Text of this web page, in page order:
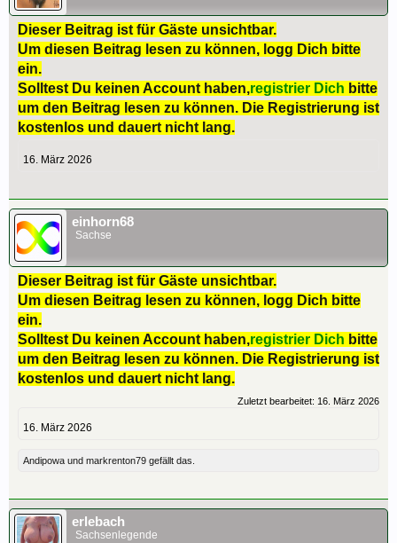
Dieser Beitrag ist für Gäste unsichtbar.
Um diesen Beitrag lesen zu können, logg Dich bitte
ein.
Solltest Du keinen Account haben,registrier Dich bitte
um den Beitrag lesen zu können. Die Registrierung ist
kostenlos und dauert nicht lang.
16. März 2026
einhorn68
Sachse
Dieser Beitrag ist für Gäste unsichtbar.
Um diesen Beitrag lesen zu können, logg Dich bitte
ein.
Solltest Du keinen Account haben,registrier Dich bitte
um den Beitrag lesen zu können. Die Registrierung ist
kostenlos und dauert nicht lang.
Zuletzt bearbeitet: 16. März 2026
16. März 2026
Andipowa und markrenton79 gefällt das.
erlebach
Sachsenlegende